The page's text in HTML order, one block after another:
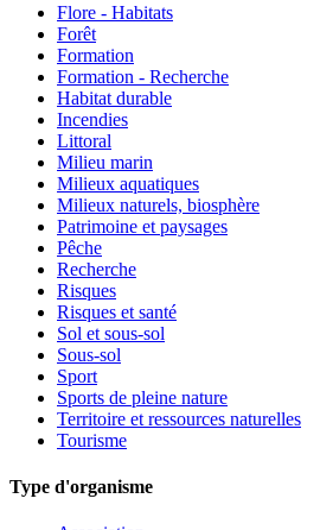
Flore - Habitats
Forêt
Formation
Formation - Recherche
Habitat durable
Incendies
Littoral
Milieu marin
Milieux aquatiques
Milieux naturels, biosphère
Patrimoine et paysages
Pêche
Recherche
Risques
Risques et santé
Sol et sous-sol
Sous-sol
Sport
Sports de pleine nature
Territoire et ressources naturelles
Tourisme
Type d'organisme